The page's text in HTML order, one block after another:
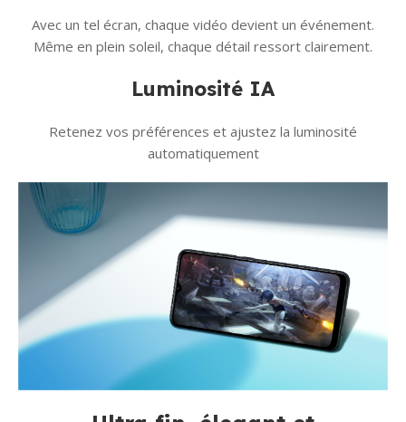
Avec un tel écran, chaque vidéo devient un événement.
Même en plein soleil, chaque détail ressort clairement.
Luminosité IA
Retenez vos préférences et ajustez la luminosité
automatiquement